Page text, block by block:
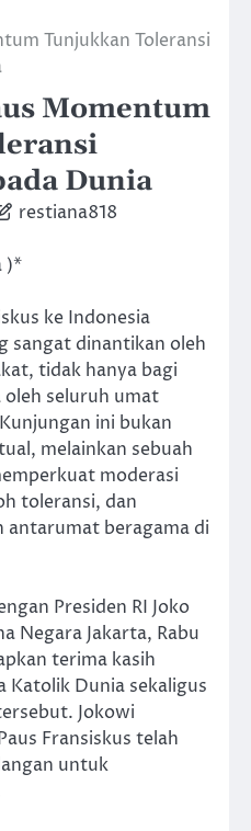
Tunjukkan Toleransi
Momentum
Dunia
restiana818
)*
ke Indonesia
sangat dinantikan oleh
tidak hanya bagi
seluruh umat
ini bukan
melainkan sebuah
moderasi
toleransi, dan
antarumat beragama di
Presiden RI Joko
Negara Jakarta, Rabu
terima kasih
Katolik Dunia sekaligus
Jokowi
Fransiskus telah
untuk